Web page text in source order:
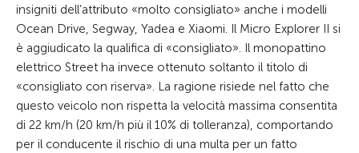
insigniti dell’attributo «molto consigliato» anche i modelli
Ocean Drive, Segway, Yadea e Xiaomi. Il Micro Explorer II si
è aggiudicato la qualifica di «consigliato». Il monopattino
elettrico Street ha invece ottenuto soltanto il titolo di
«consigliato con riserva». La ragione risiede nel fatto che
questo veicolo non rispetta la velocità massima consentita
di 22 km/h (20 km/h più il 10% di tolleranza), comportando
per il conducente il rischio di una multa per un fatto